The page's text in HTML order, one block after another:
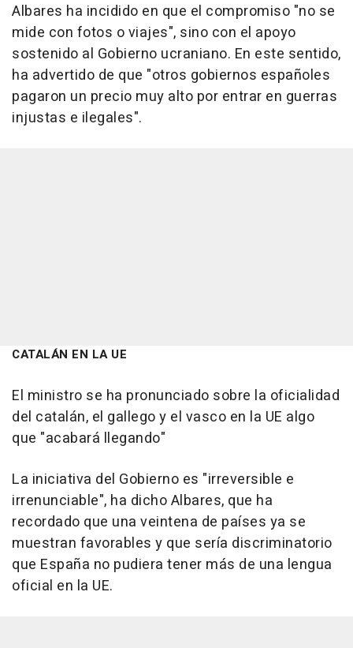
Albares ha incidido en que el compromiso "no se
mide con fotos o viajes", sino con el apoyo
sostenido al Gobierno ucraniano. En este sentido,
ha advertido de que "otros gobiernos españoles
pagaron un precio muy alto por entrar en guerras
injustas e ilegales".
CATALÁN EN LA UE
El ministro se ha pronunciado sobre la oficialidad
del catalán, el gallego y el vasco en la UE algo
que "acabará llegando"
La iniciativa del Gobierno es "irreversible e
irrenunciable", ha dicho Albares, que ha
recordado que una veintena de países ya se
muestran favorables y que sería discriminatorio
que España no pudiera tener más de una lengua
oficial en la UE.